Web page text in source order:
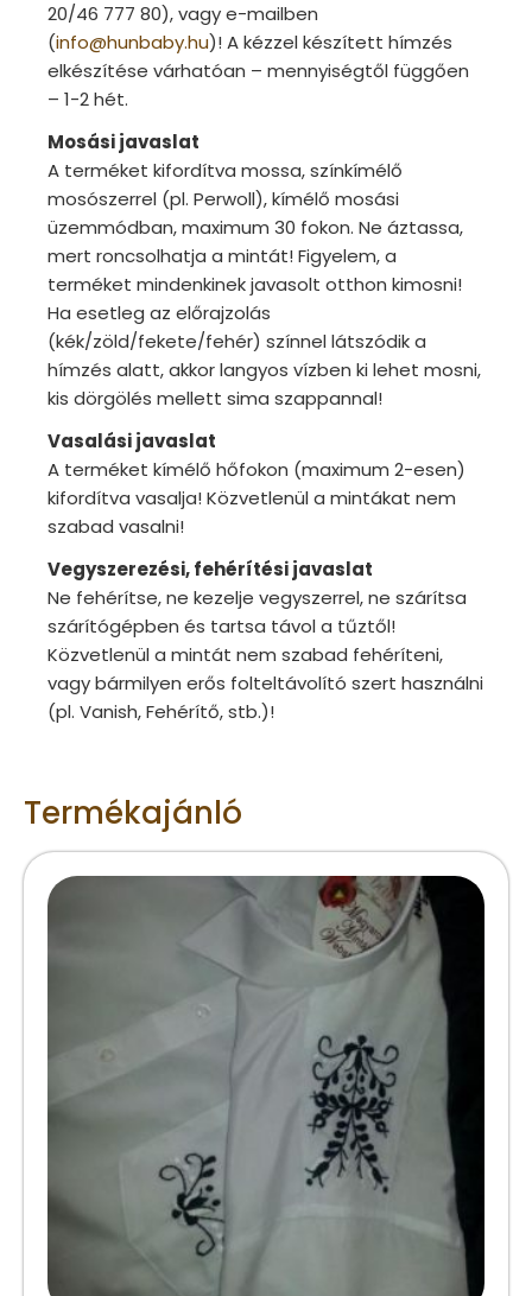
20/46 777 80), vagy e-mailben
(info@hunbaby.hu)! A kézzel készített hímzés
elkészítése várhatóan – mennyiségtől függően
– 1-2 hét.
Mosási javaslat
A terméket kifordítva mossa, színkímélő
mosószerrel (pl. Perwoll), kímélő mosási
üzemmódban, maximum 30 fokon. Ne áztassa,
mert roncsolhatja a mintát! Figyelem, a
terméket mindenkinek javasolt otthon kimosni!
Ha esetleg az előrajzolás
(kék/zöld/fekete/fehér) színnel látszódik a
hímzés alatt, akkor langyos vízben ki lehet mosni,
kis dörgölés mellett sima szappannal!
Vasalási javaslat
A terméket kímélő hőfokon (maximum 2-esen)
kifordítva vasalja! Közvetlenül a mintákat nem
szabad vasalni!
Vegyszerezési, fehérítési javaslat
Ne fehérítse, ne kezelje vegyszerrel, ne szárítsa
szárítógépben és tartsa távol a tűztől!
Közvetlenül a mintát nem szabad fehéríteni,
vagy bármilyen erős folteltávolító szert használni
(pl. Vanish, Fehérítő, stb.)!
Termékajánló